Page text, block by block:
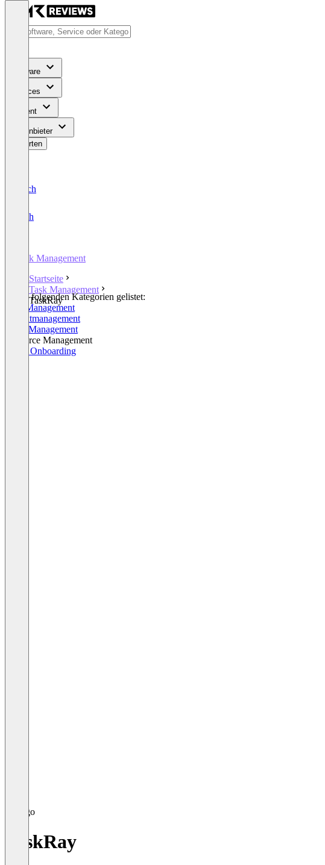
Software
Services
Content
Für Anbieter
Bewerten
Deutsch
English
Task Management
Startseite
Task Management
TaskRay
In den folgenden Kategorien gelistet:
Task Management
Projektmanagement
Work Management
Resource Management
Client Onboarding
TaskRay